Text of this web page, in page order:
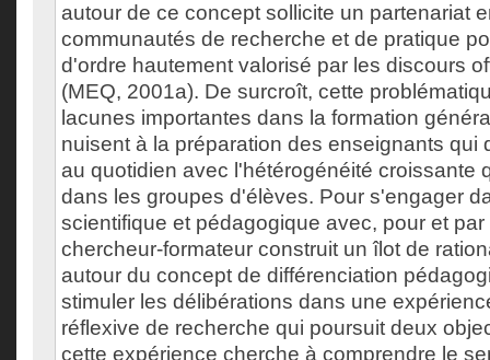
autour de ce concept sollicite un partenariat
communautés de recherche et de pratique
d'ordre hautement valorisé par les discours
(MEQ, 2001a). De surcroît, cette
lacunes importantes dans la formation
nuisent à la préparation des enseignants qui
au quotidien avec l'hétérogénéité croissante
dans les groupes d'élèves. Pour s'engager
scientifique et pédagogique avec, pour et
chercheur-formateur construit un îlot de
autour du concept de différenciation
stimuler les délibérations dans une
réflexive de recherche qui poursuit deux
cette expérience cherche à comprendre le